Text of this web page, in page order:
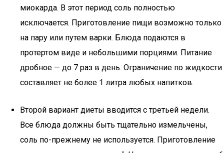
миокарда. В этот период соль полностью
исключается. Приготовление пищи возможно только
на пару или путем варки. Блюда подаются в
протертом виде и небольшими порциями. Питание
дробное — до 7 раз в день. Ограничение по жидкости
составляет не более 1 литра любых напитков.
Второй вариант диеты вводится с третьей недели.
Все блюда должны быть тщательно измельчены,
соль по-прежнему не используется. Приготовление